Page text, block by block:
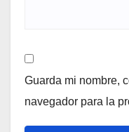
Guarda mi nombre,
navegador para la